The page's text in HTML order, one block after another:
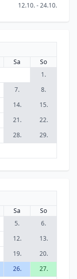
12.10. - 24.10.
Sa
So
1.
7.
8.
14.
15.
21.
22.
28.
29.
Sa
So
5.
6.
12.
13.
19.
20.
26.
27.